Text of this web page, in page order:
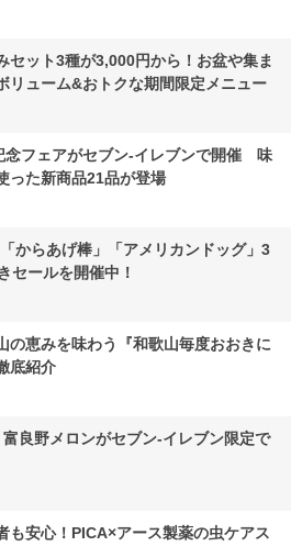
セット3種が3,000円から！お盆や集ま
リューム&おトクな期間限定メニュー
念フェアがセブン-イレブンで開催 味
った新商品21品が登場
からあげ棒」「アメリカンドッグ」3
セールを開催中！
の恵みを味わう『和歌山毎度おおきに
底紹介
良野メロンがセブン‐イレブン限定で
も安心！PICA×アース製薬の虫ケアス